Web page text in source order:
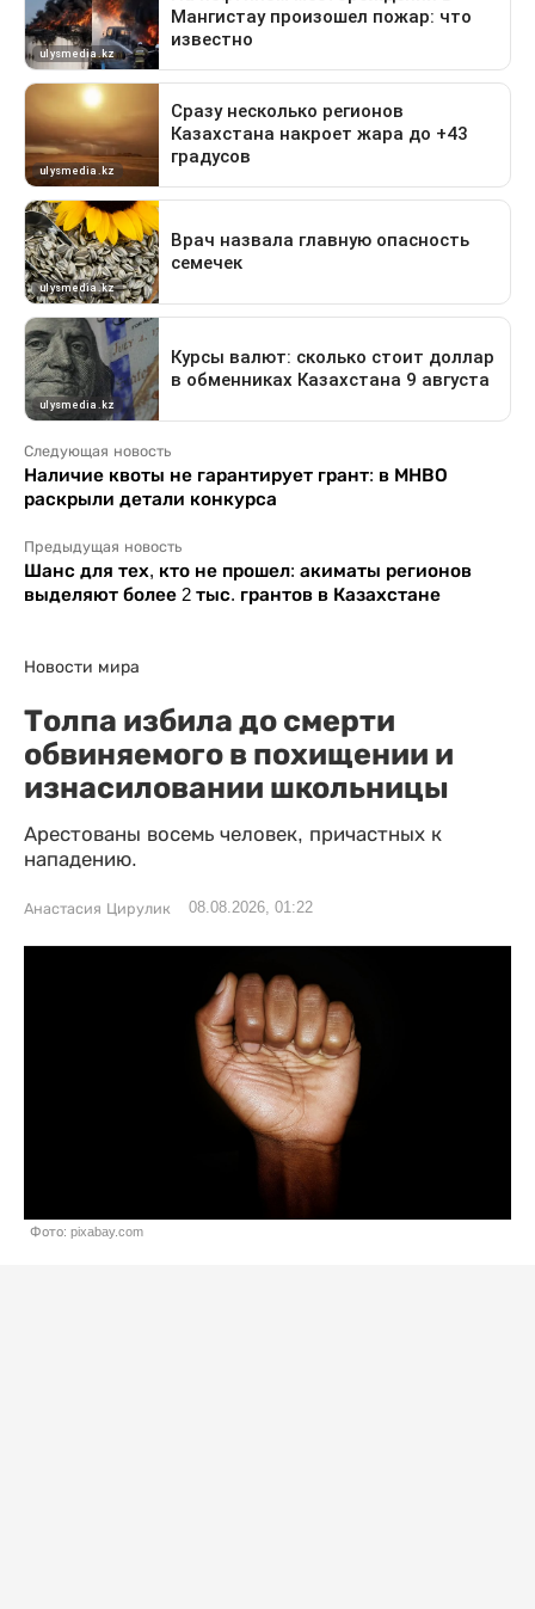
Следующая новость
Наличие квоты не гарантирует грант: в МНВО
раскрыли детали конкурса
Предыдущая новость
Шанс для тех, кто не прошел: акиматы регионов
выделяют более 2 тыс. грантов в Казахстане
Новости мира
Толпа избила до смерти
обвиняемого в похищении и
изнасиловании школьницы
Арестованы восемь человек, причастных к
нападению.
Анастасия Цирулик 08.08.2026, 01:22
Фото: pixabay.com